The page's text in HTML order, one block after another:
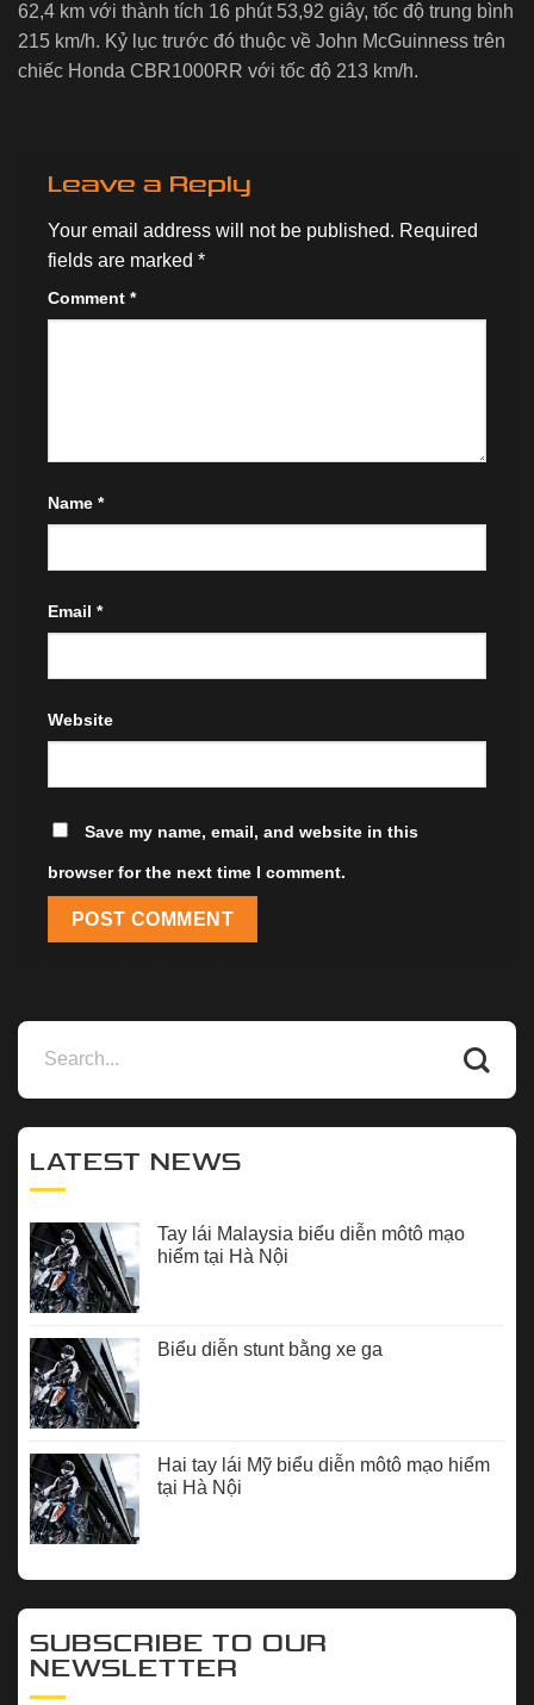
62,4 km với thành tích 16 phút 53,92 giây, tốc độ trung bình
215 km/h. Kỷ lục trước đó thuộc về John McGuinness trên
chiếc Honda CBR1000RR với tốc độ 213 km/h.
Leave a Reply
Your email address will not be published. Required
fields are marked *
Comment *
Name *
Email *
Website
Save my name, email, and website in this
browser for the next time I comment.
LATEST NEWS
Tay lái Malaysia biểu diễn môtô mạo
hiểm tại Hà Nội
Biểu diễn stunt bằng xe ga
Hai tay lái Mỹ biểu diễn môtô mạo hiểm
tại Hà Nội
SUBSCRIBE TO OUR
NEWSLETTER